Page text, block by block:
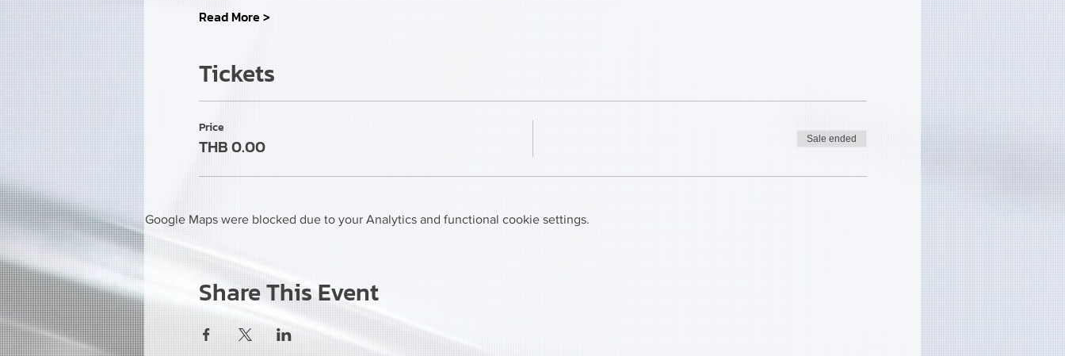
Read More >
Tickets
Price
THB 0.00 Sale ended
Google Maps were blocked due to your Analytics and functional cookie settings.
Share This Event